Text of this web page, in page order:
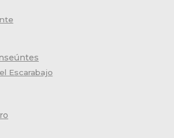
Escarabajo